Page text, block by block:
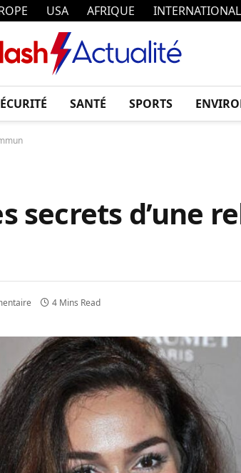
USA AFRIQUE INTERNATIONAL
SANTÉ SPORTS
secrets d’une
4 Mins Read